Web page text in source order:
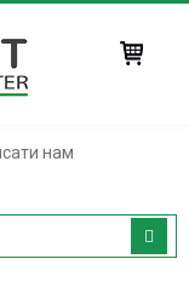
нам